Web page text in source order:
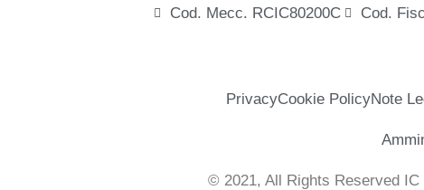
Cod. Mecc. RCIC80200C Cod.
PrivacyCookie PolicyNote
© 2021, All Rights Reserved